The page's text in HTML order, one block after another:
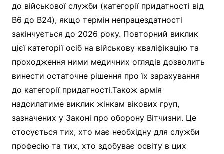
до військової служби (категорії придатності від
B6 до B24), якщо термін непрацездатності
закінчується до 2026 року. Повторний виклик
цієї категорії осіб на військову кваліфікацію та
проходження ними медичних оглядів дозволить
винести остаточне рішення про їх зарахування
до категорії придатності.Також армія
надсилатиме виклик жінкам вікових груп,
зазначених у Законі про оборону Вітчизни. Це
стосується тих, хто має необхідну для служби
професію та тих, хто здобуває освіту в цих